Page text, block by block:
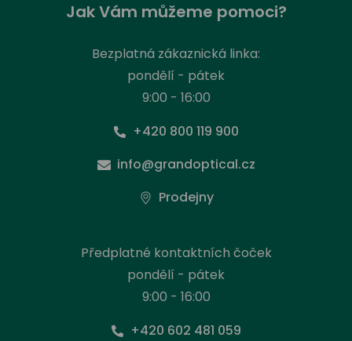
Jak Vám můžeme pomoci?
Bezplatná zákaznická linka:
pondělí - pátek
9:00 - 16:00
+420 800 119 900
info@grandoptical.cz
Prodejny
Předplatné kontaktních čoček
pondělí - pátek
9:00 - 16:00
+420 602 481 059